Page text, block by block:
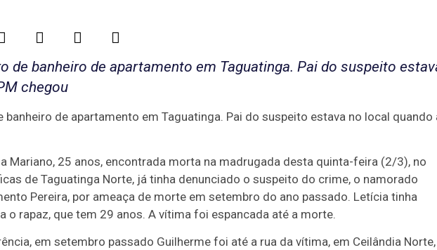
de banheiro de apartamento em Taguatinga. Pai do suspeito
chegou
banheiro de apartamento em Taguatinga. Pai do suspeito estava no local quando
Mariano, 25 anos, encontrada morta na madrugada desta quinta-feira (2/3), no
de Taguatinga Norte, já tinha denunciado o suspeito do crime, o namorado
Pereira, por ameaça de morte em setembro do ano passado. Letícia tinha
o rapaz, que tem 29 anos. A vítima foi espancada até a morte.
em setembro passado Guilherme foi até a rua da vítima, em Ceilândia Norte,